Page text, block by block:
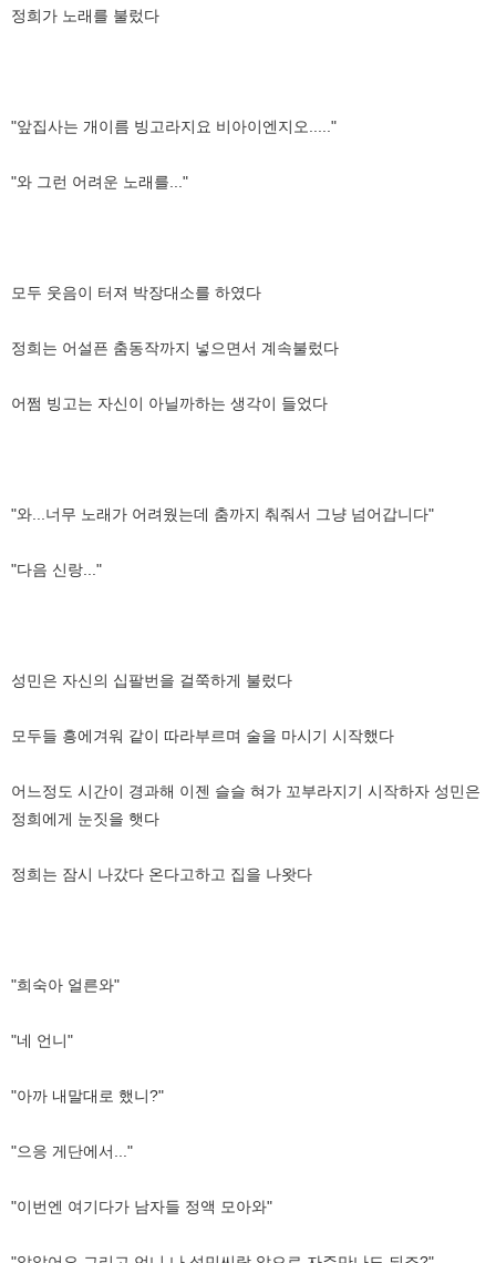
정희가 노래를 불렀다
"앞집사는 개이름 빙고라지요 비아이엔지오....."
"와 그런 어려운 노래를..."
모두 웃음이 터져 박장대소를 하였다
정희는 어설픈 춤동작까지 넣으면서 계속불렀다
어쩜 빙고는 자신이 아닐까하는 생각이 들었다
"와...너무 노래가 어려웠는데 춤까지 춰줘서 그냥 넘어갑니다"
"다음 신랑..."
성민은 자신의 십팔번을 걸쭉하게 불렀다
모두들 흥에겨워 같이 따라부르며 술을 마시기 시작했다
어느정도 시간이 경과해 이젠 슬슬 혀가 꼬부라지기 시작하자 성민은
정희에게 눈짓을 햇다
정희는 잠시 나갔다 온다고하고 집을 나왓다
"희숙아 얼른와"
"네 언니"
"아까 내말대로 했니?"
"으응 게단에서..."
"이번엔 여기다가 남자들 정액 모아와"